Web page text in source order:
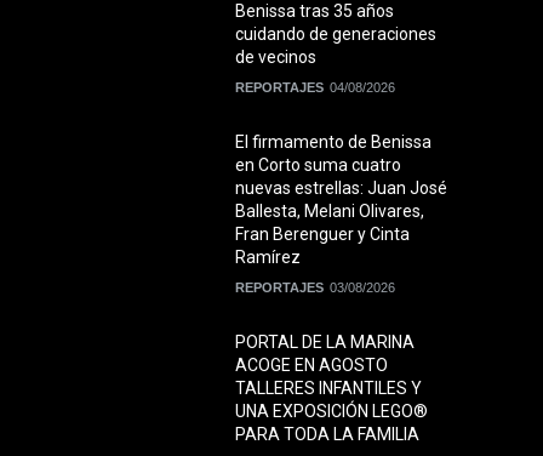
Benissa tras 35 años
cuidando de generaciones
de vecinos
REPORTAJES 04/08/2026
El firmamento de Benissa
en Corto suma cuatro
nuevas estrellas: Juan José
Ballesta, Melani Olivares,
Fran Berenguer y Cinta
Ramírez
REPORTAJES 03/08/2026
PORTAL DE LA MARINA
ACOGE EN AGOSTO
TALLERES INFANTILES Y
UNA EXPOSICIÓN LEGO®
PARA TODA LA FAMILIA